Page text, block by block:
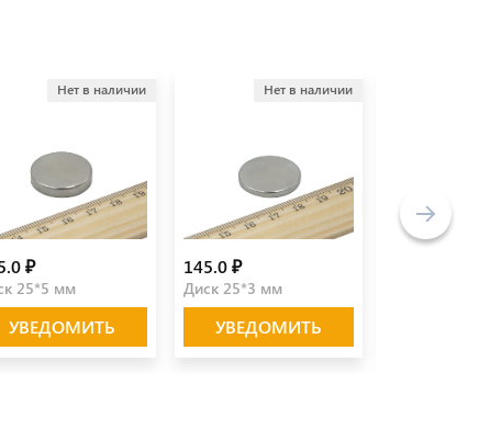
Нет в наличии
₽
25*5 мм
УВЕДОМИТЬ
Нет в наличии
145.0 ₽
Диск 25*3 мм
УВЕДОМИТЬ